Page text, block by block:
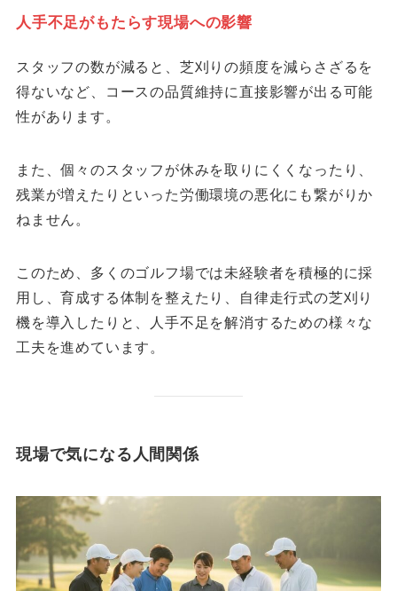
人手不足がもたらす現場への影響
スタッフの数が減ると、芝刈りの頻度を減らさざるを
得ないなど、コースの品質維持に直接影響が出る可能
性があります。
また、個々のスタッフが休みを取りにくくなったり、
残業が増えたりといった労働環境の悪化にも繋がりか
ねません。
このため、多くのゴルフ場では未経験者を積極的に採
用し、育成する体制を整えたり、自律走行式の芝刈り
機を導入したりと、人手不足を解消するための様々な
工夫を進めています。
現場で気になる人間関係